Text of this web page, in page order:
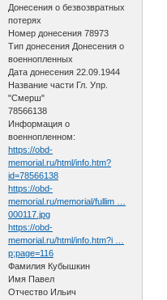
Донесения о безвозвратных
потерях
Номер донесения 78973
Тип донесения Донесения о
военнопленных
Дата донесения 22.09.1944
Название части Гл. Упр.
"Смерш"
78566138
Информация о
военнопленном:
https://obd-
memorial.ru/html/info.htm?
id=78566138
https://obd-
memorial.ru/memorial/fullim …
000117.jpg
https://obd-
memorial.ru/html/info.htm?i …
p;page=116
Фамилия Кубышкин
Имя Павел
Отчество Ильич